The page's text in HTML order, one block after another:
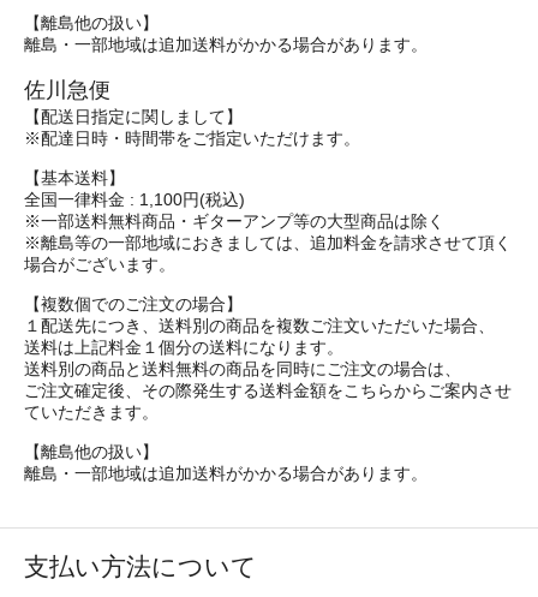
【離島他の扱い】
離島・一部地域は追加送料がかかる場合があります。
佐川急便
【配送日指定に関しまして】
※配達日時・時間帯をご指定いただけます。
【基本送料】
全国一律料金 : 1,100円(税込)
※一部送料無料商品・ギターアンプ等の大型商品は除く
※離島等の一部地域におきましては、追加料金を請求させて頂く
場合がございます。
【複数個でのご注文の場合】
１配送先につき、送料別の商品を複数ご注文いただいた場合、
送料は上記料金１個分の送料になります。
送料別の商品と送料無料の商品を同時にご注文の場合は、
ご注文確定後、その際発生する送料金額をこちらからご案内させ
ていただきます。
【離島他の扱い】
離島・一部地域は追加送料がかかる場合があります。
支払い方法について